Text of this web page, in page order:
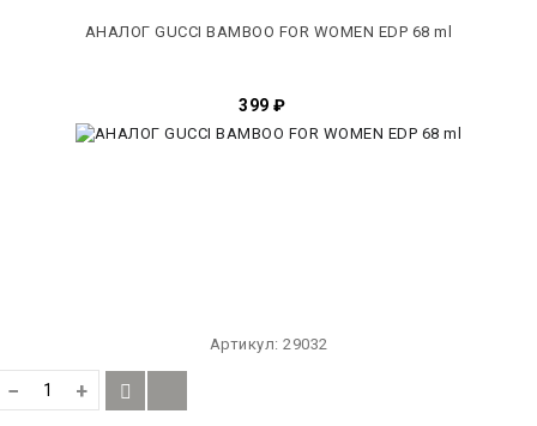
АНАЛОГ GUCCI BAMBOO FOR WOMEN EDP 68 ml
399 ₽
Артикул: 29032
− +